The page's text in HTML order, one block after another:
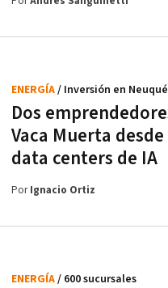
Dos
Vaca Muerta
data centers de IA
ENERGÍA/ Inversión en
PorIgnacio Ortiz
ENERGÍA/ 600 sucursales